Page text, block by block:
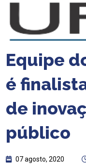
Equipe
é
de
público
07 agosto, 2020